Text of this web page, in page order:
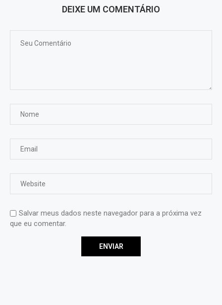
DEIXE UM COMENTÁRIO
Salvar meus dados neste navegador para a próxima vez
que eu comentar.